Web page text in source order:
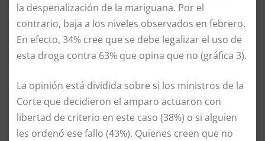
la despenalización de la mariguana. Por el
contrario, baja a los niveles observados en febrero.
En efecto, 34% cree que se debe legalizar el uso de
esta droga contra 63% que opina que no (gráfica 3).
La opinión está dividida sobre si los ministros de la
Corte que decidieron el amparo actuaron con
libertad de criterio en este caso (38%) o si alguien
les ordenó ese fallo (43%). Quienes creen que no